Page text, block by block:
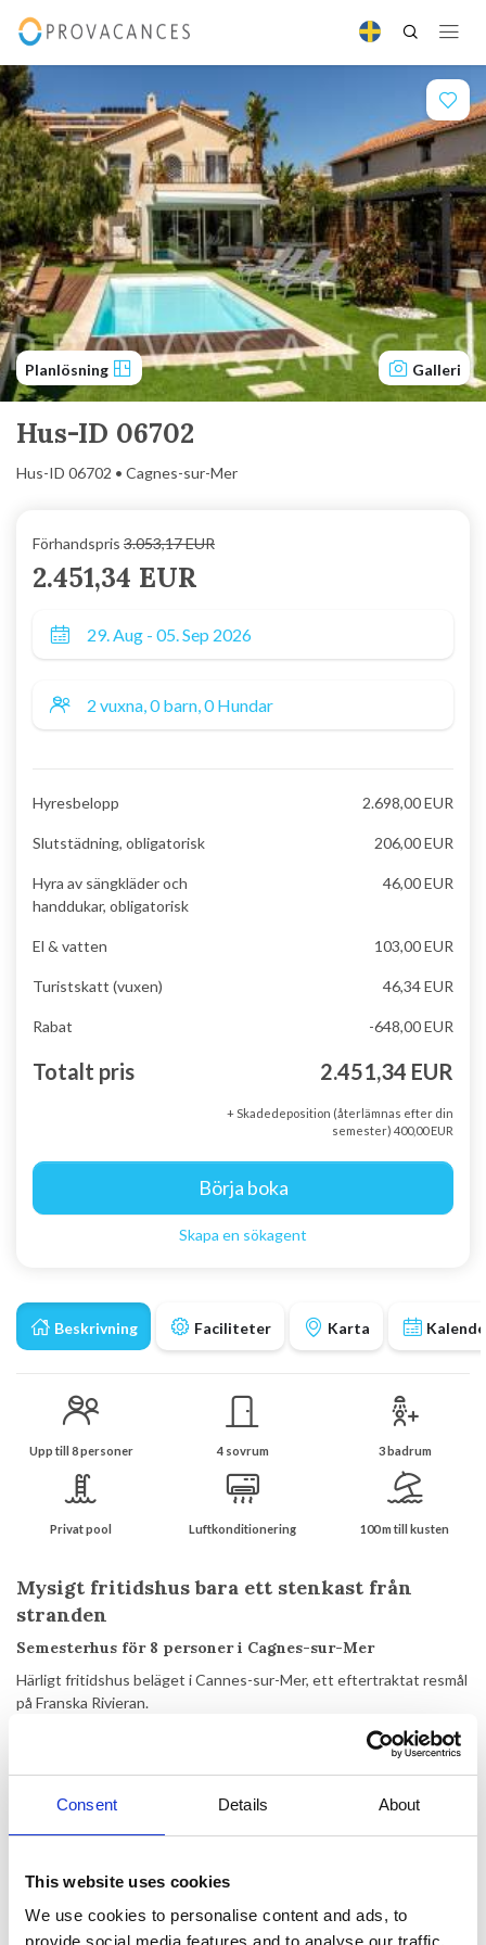
Consent Details About
This website uses cookies
We use cookies to personalise content and ads, to
provide social media features and to analyse our traffic.
Planlösning Galleri
Hus-ID 06702
Hus-ID 06702 • Cagnes-sur-Mer
Beskrivning Faciliteter Karta
Upp till 8 personer 4 sovrum 3 badrum
Privat pool Luftkonditionering 100 m till kusten
Mysigt fritidshus bara ett stenkast från
stranden
Semesterhus för 8 personer i Cagnes-sur-Mer
Härligt fritidshus beläget i Cannes-sur-Mer, ett eftertraktat resmål
på Franska Rivieran.
Denna charmiga villa, byggd i traditionell medelhavsstil, ligger i
avkoppling. Exotiska växter, inklusive palmer och stor krukväxt,
förstärker den tropiska och atmosfäriska charmen.
Villans stora skjutdörrar förbinder de inre utrymmena med
ljus.
Förhandspris 3.053,17 EUR
2.451,34 EUR
Hyresbelopp 2.698,00 EUR
Slutstädning, obligatorisk 206,00 EUR
Hyra av sängkläder och
handdukar, obligatorisk
46,00 EUR
El & vatten 103,00 EUR
Turistskatt (vuxen) 46,34 EUR
Rabat -648,00 EUR
Totalt pris 2.451,34 EUR
+ Skadedeposition (återlämnas efter din
semester) 400,00 EUR
Börja boka
Skapa en sökagent